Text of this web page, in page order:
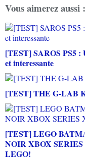
Vous aimerez aussi :
[TEST] SAROS PS5
et interessante
[TEST] THE G-LAB
[TEST] LEGO
NOIR XBOX
LEGO!